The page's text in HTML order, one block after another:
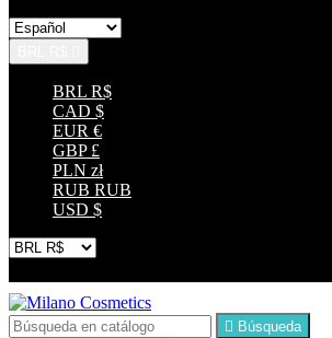
BRL R$
CAD $
EUR €
GBP £
PLN zł
RUB RUB
USD $
 Búsqueda